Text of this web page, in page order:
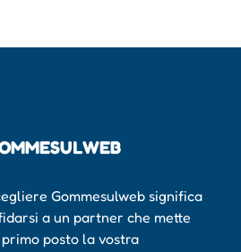
Gommesulweb significa
a un partner che mette
posto la vostra